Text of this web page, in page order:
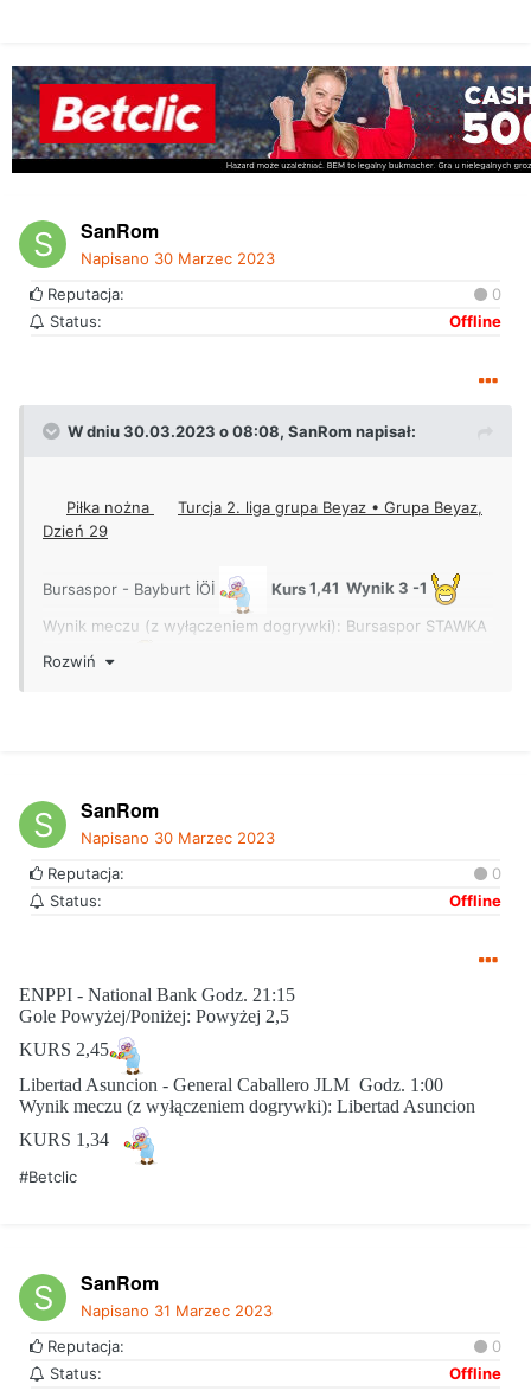
SanRom
Napisano 30 Marzec 2023
Reputacja:
0
Status:
Offline
W dniu 30.03.2023 o 08:08, SanRom napisał:
Piłka nożna
Turcja 2. liga grupa Beyaz • Grupa Beyaz,
Dzień 29
Bursaspor - Bayburt İÖİ Kurs1,41 Wynik 3 -1
Wynik meczu (z wyłączeniem dogrywki): Bursaspor STAWKA
#Betclic
Rozwiń
SanRom
Napisano 30 Marzec 2023
Reputacja:
0
Status:
Offline
ENPPI - National Bank Godz. 21:15
Gole Powyżej/Poniżej: Powyżej 2,5
KURS 2,45
Libertad Asuncion - General Caballero JLM Godz. 1:00
Wynik meczu (z wyłączeniem dogrywki): Libertad Asuncion
KURS 1,34
#Betclic
SanRom
Napisano 31 Marzec 2023
Reputacja:
0
Status:
Offline